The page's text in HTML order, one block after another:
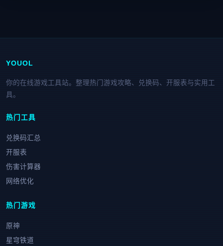
YOUOL
你的在线游戏工具站。整理热门游戏攻略、兑换码、开服表与实用工
具。
热门工具
兑换码汇总
开服表
伤害计算器
网络优化
热门游戏
原神
星穹铁道